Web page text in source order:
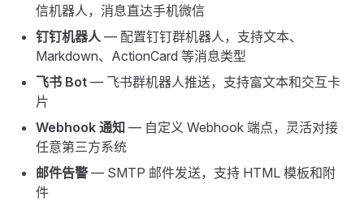
信机器人，消息直达手机微信
钉钉机器人 — 配置钉钉群机器人，支持文本、
Markdown、ActionCard 等消息类型
飞书 Bot — 飞书群机器人推送，支持富文本和交互卡
片
Webhook 通知 — 自定义 Webhook 端点，灵活对接
任意第三方系统
邮件告警 — SMTP 邮件发送，支持 HTML 模板和附
件